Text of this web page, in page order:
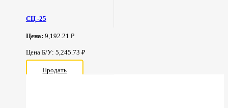
СЦ -25
Цена: 9,192.21 ₽
Цена Б/У: 5,245.73 ₽
Продать